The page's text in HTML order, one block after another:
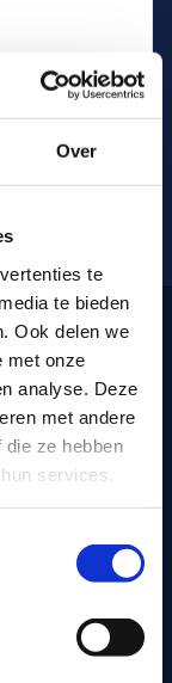
Over
te
te bieden
Ook delen we
met onze
analyse. Deze
met andere
ze hebben
services.
korte lijnen
in voor een
of afschalen
voor een piek,
dat je een